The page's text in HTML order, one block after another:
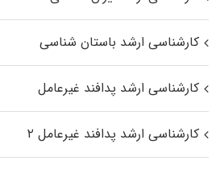
کارشناسی ارشد باستان شناسی
کارشناسی ارشد پدافند غیرعامل
کارشناسی ارشد پدافند غیرعامل ۲